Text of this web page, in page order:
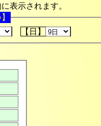
表示されます。
【日】